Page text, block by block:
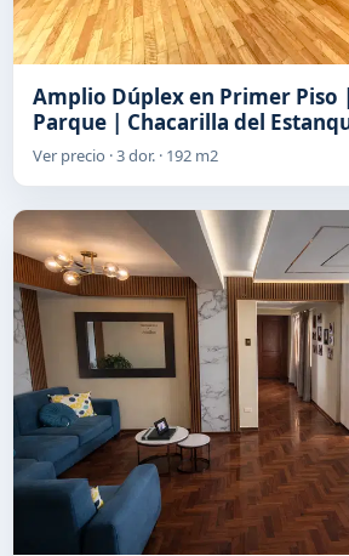
Amplio Dúplex en Primer Piso
Parque | Chacarilla del
Ver precio · 3 dor. · 192 m2